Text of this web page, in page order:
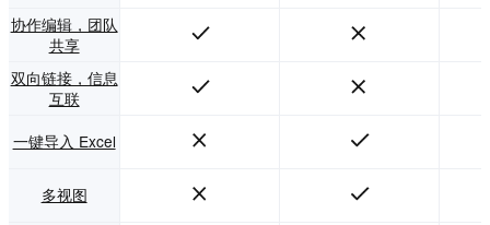
协作编辑，团队
共享
双向链接，信息
互联
一键导入 Excel
多视图